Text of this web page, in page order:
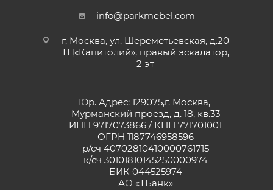
info@parkmebel.com
г. Москва, ул. Шереметьевская, д.20
ТЦ«Капитолий», правый эскалатор,
2 эт
Юр. Адрес: 129075,г. Москва,
Мурманский проезд, д. 18, кв.33
ИНН 9717073866 / КПП 771701001
ОГРН 1187746958596
р/сч 40702810410000761715
к/сч 30101810145250000974
БИК 044525974
АО «ТБанк»